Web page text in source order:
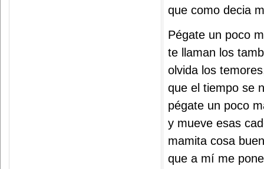
que como decia
Pégate un poco
te llaman los
olvida los
que el tiempo se
pégate un poco
y mueve esas
mamita cosa
que a mí me